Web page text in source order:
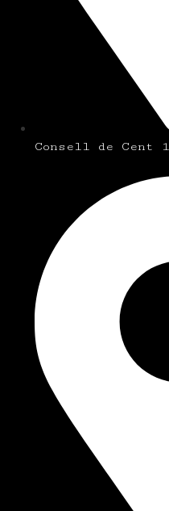
Consell de Cent